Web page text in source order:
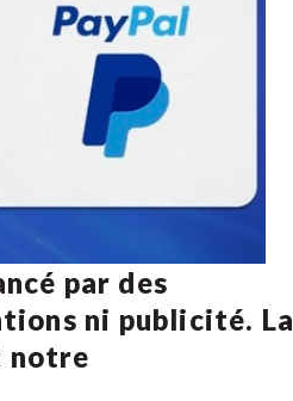
par des
ni publicité. La
notre